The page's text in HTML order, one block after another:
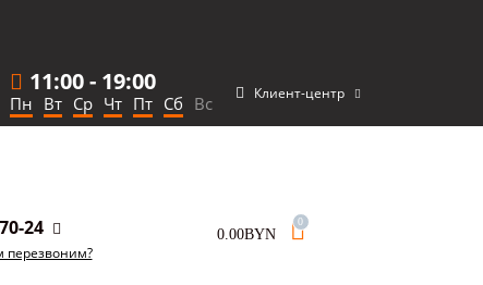
11:00- 19:00
Пн Вт Ср Чт Пт Сб Вс Клиент-центр
24
перезвоним?
0.00BYN
0